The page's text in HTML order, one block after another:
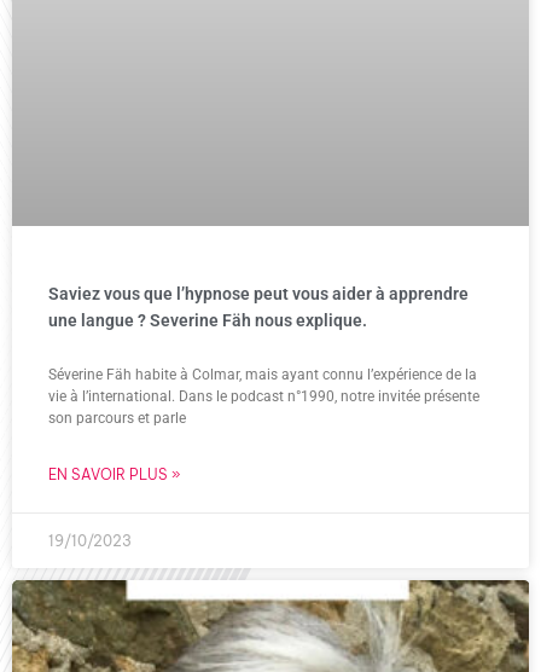
Saviez vous que l’hypnose peut vous aider à apprendre
une langue ? Severine Fäh nous explique.
Séverine Fäh habite à Colmar, mais ayant connu l’expérience de la
vie à l’international. Dans le podcast n°1990, notre invitée présente
son parcours et parle
EN SAVOIR PLUS »
19/10/2023